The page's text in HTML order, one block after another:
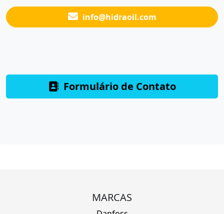
info@hidraoil.com
Formulário de Contato
MARCAS